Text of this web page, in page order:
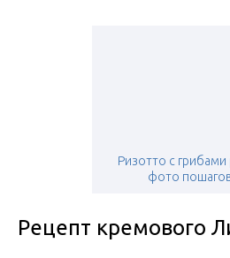
Ризотто с грибами
фото
Рецепт кремового